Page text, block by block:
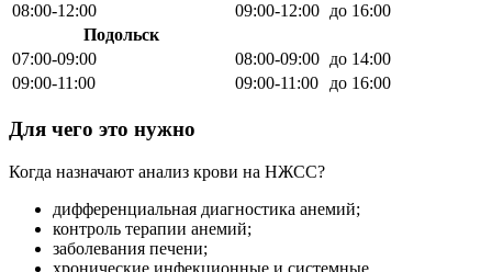
08:00-12:00
09:00-12:00 до 16:00
Подольск
07:00-09:00
08:00-09:00 до 14:00
09:00-11:00
09:00-11:00 до 16:00
Для чего это нужно
Когда назначают анализ крови на НЖСС?
дифференциальная диагностика анемий;
контроль терапии анемий;
заболевания печени;
хронические инфекционные и системные